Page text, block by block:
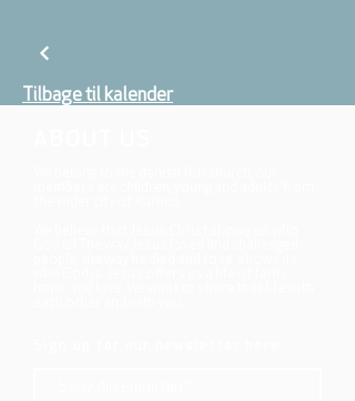
Tilbage til kalender